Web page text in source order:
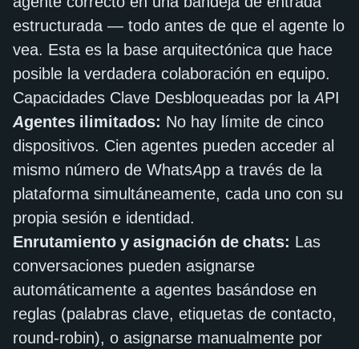
estructurada — todo antes de que el agente lo
vea. Esta es la base arquitectónica que hace
posible la verdadera colaboración en equipo.
Capacidades Clave Desbloqueadas por la API
Agentes ilimitados: No hay límite de cinco
dispositivos. Cien agentes pueden acceder al
mismo número de WhatsApp a través de la
plataforma simultáneamente, cada uno con su
propia sesión e identidad.
Enrutamiento y asignación de chats: Las
conversaciones pueden asignarse
automáticamente a agentes basándose en
reglas (palabras clave, etiquetas de contacto,
round-robin), o asignarse manualmente por